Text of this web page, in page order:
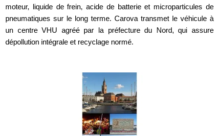
moteur, liquide de frein, acide de batterie et microparticules de
pneumatiques sur le long terme. Carova transmet le véhicule à
un centre VHU agréé par la préfecture du Nord, qui assure
dépollution intégrale et recyclage normé.